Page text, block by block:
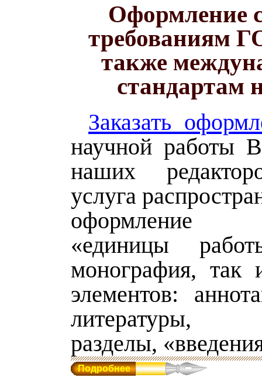
Оформление
требованиям
также
стандартам
Заказать
научной работы
наших
услуга
оформление
«единицы
монография, так
элементов:
литературы,
разделы,
Подробнее